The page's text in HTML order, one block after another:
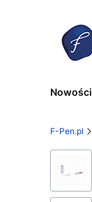
Nowości
F-Pen.pl